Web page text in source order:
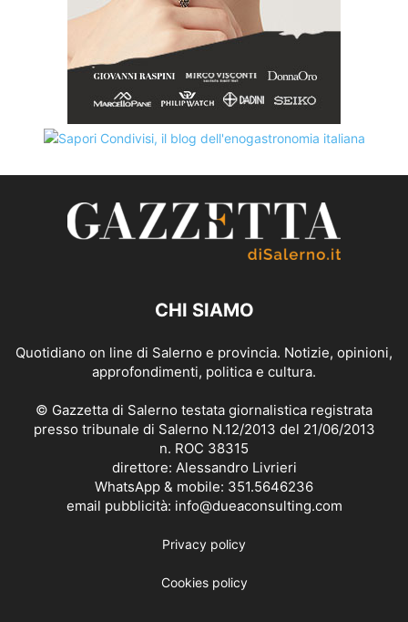
CHI SIAMO
Quotidiano on line di Salerno e provincia. Notizie, opinioni,
approfondimenti, politica e cultura.
© Gazzetta di Salerno testata giornalistica registrata
presso tribunale di Salerno N.12/2013 del 21/06/2013
n. ROC 38315
direttore: Alessandro Livrieri
WhatsApp & mobile: 351.5646236
email pubblicità: info@dueaconsulting.com
Privacy policy
Cookies policy